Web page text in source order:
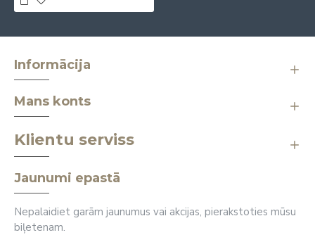
Informācija
Mans konts
Klientu serviss
Jaunumi epastā
Nepalaidiet garām jaunumus vai akcijas, pierakstoties mūsu
biļetenam.